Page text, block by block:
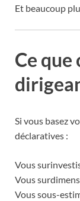
Et beaucoup
Ce que
Si vous basez
déclaratives :
Vous
Vous
Vous sous-